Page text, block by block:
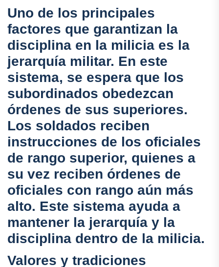
Uno de los principales
factores que garantizan la
disciplina en la milicia es la
jerarquía militar. En este
sistema, se espera que los
subordinados obedezcan
órdenes de sus superiores.
Los soldados reciben
instrucciones de los oficiales
de rango superior, quienes a
su vez reciben órdenes de
oficiales con rango aún más
alto. Este sistema ayuda a
mantener la jerarquía y la
disciplina dentro de la milicia.
Valores y tradiciones